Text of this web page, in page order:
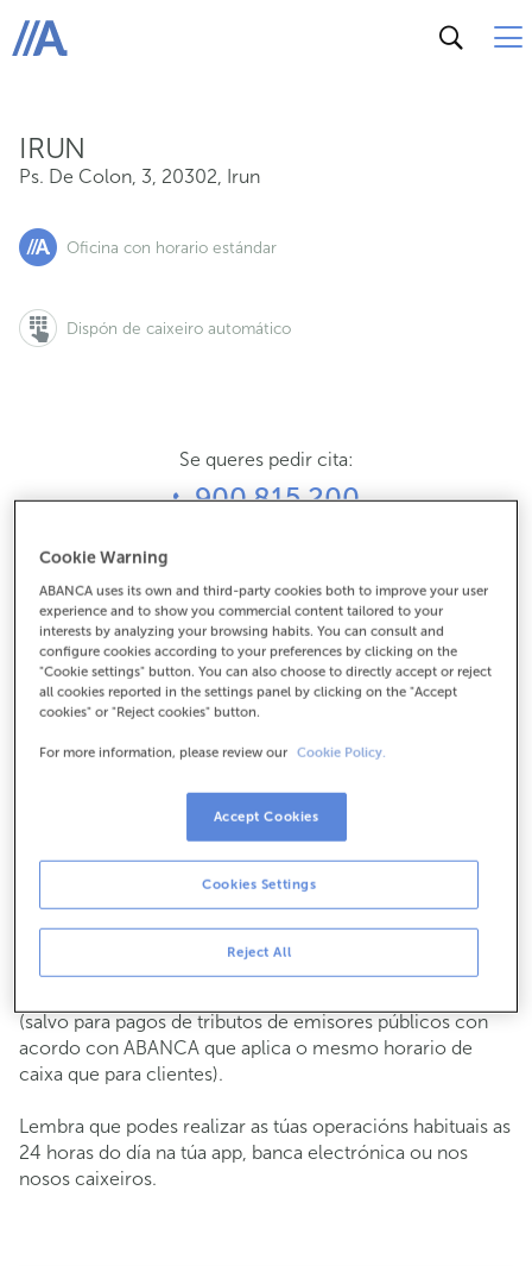
ABANCA
IRUN
Ps. De Colon, 3, 20302, Irun
Oficina con horario estándar
Dispón de caixeiro automático
Se queres pedir cita:
900 815 200
943631212
Como chegar
Consulta todos os horarios
Xestións comerciais
8:15 a 14:00.
cita previae atenderémoste o día e hora que
escollas
Clientes: de luns a venres de 8:15 a 11:00
martes e
(salvo para pagos de tributos de emisores públicos con
acordo con ABANCA que aplica o mesmo horario de
caixa que para clientes).
Lembra que podes realizar as túas operacións habituais as
24 horas do día na túa app, banca electrónica ou nos
nosos caixeiros.
Cookie Warning
ABANCA uses its own and third-party cookies both to improve your user
experience and to show you commercial content tailored to your
interests by analyzing your browsing habits. You can consult and
configure cookies according to your preferences by clicking on the
"Cookie settings" button. You can also choose to directly accept or reject
all cookies reported in the settings panel by clicking on the "Accept
cookies" or "Reject cookies" button.
For more information, please review our Cookie Policy.
Reject All
Cookies Settings
Accept Cookies
Ps. De Colon, 3, 20302, Irun